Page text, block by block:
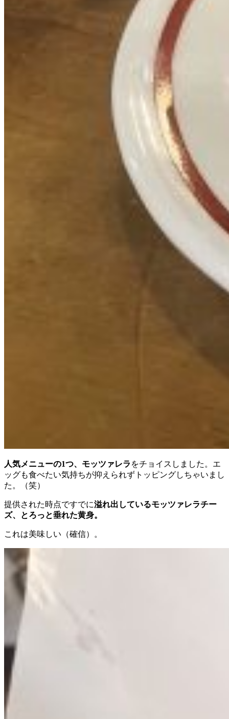
人気メニューの1つ、モッツァレラ をチョイスしました。エ
ッグも食べたい気持ちが抑えられずトッピングしちゃいまし
た。（笑）
提供された時点ですでに溢れ出しているモッツァレラチー
ズ、とろっと垂れた黄身。
これは美味しい（確信）。